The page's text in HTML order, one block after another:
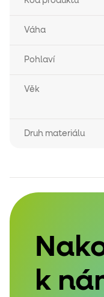
Váha
Pohlaví
Věk
Druh materiálu
k